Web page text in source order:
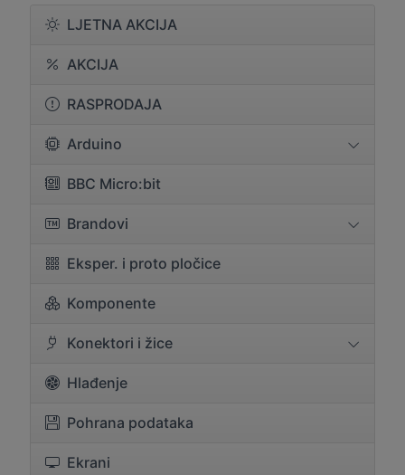
LJETNA AKCIJA
AKCIJA
RASPRODAJA
Arduino
BBC Micro:bit
Brandovi
Eksper. i proto pločice
Komponente
Konektori i žice
Hlađenje
Pohrana podataka
Ekrani